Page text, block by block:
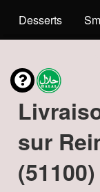
Desserts
sur
(51100)